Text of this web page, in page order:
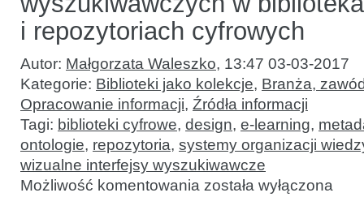
i repozytoriach cyfrowych
Autor: Małgorzata Waleszko, 13:47 03-03-2017
Kategorie: Biblioteki jako kolekcje, Branża,
Opracowanie informacji, Źródła informacji
Tagi: biblioteki cyfrowe, design, e-learning,
ontologie, repozytoria, systemy organizacji
wizualne interfejsy wyszukiwawcze
Możliwość komentowania Trendy
i wyzwania
została wyłączona